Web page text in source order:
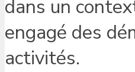
dans un
engagé des
activités.